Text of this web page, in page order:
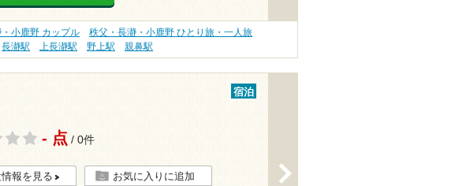
小鹿野 カップル
秩父・長瀞・小鹿野 ひとり旅・一人旅
長瀞駅 上長瀞駅 野上駅 親鼻駅
宿泊
- 点 / 0件
報を見る お気に入りに追加